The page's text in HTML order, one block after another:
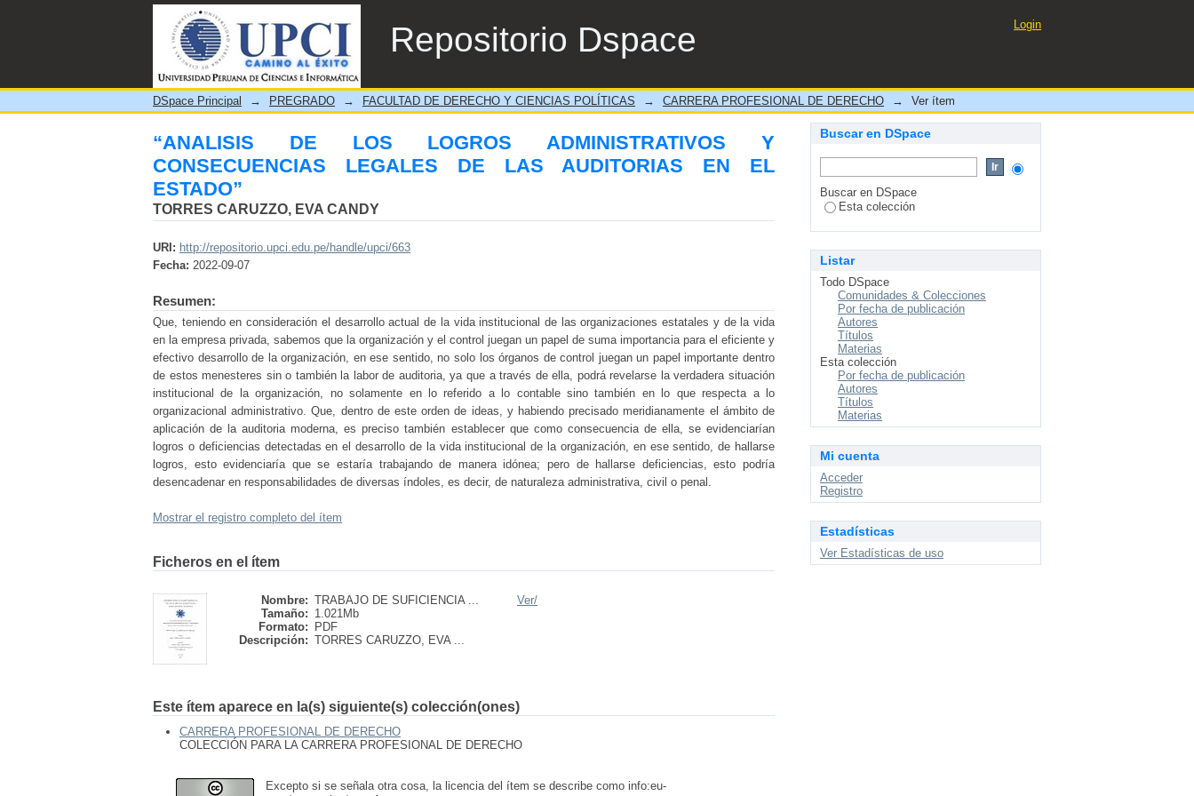
Repositorio Dspace
“ANALISIS DE LOS LOGROS ADMINISTRATIVOS Y CONSECUENCIAS LEGALES DE LAS
AUDITORIAS EN EL ESTADO”
Login
DSpace Principal → PREGRADO → FACULTAD DE DERECHO Y CIENCIAS POLÍTICAS → CARRERA PROFESIONAL DE DERECHO → Ver ítem
“ANALISIS DE LOS LOGROS ADMINISTRATIVOS Y
CONSECUENCIAS LEGALES DE LAS AUDITORIAS EN EL
ESTADO”
TORRES CARUZZO, EVA CANDY
URI: http://repositorio.upci.edu.pe/handle/upci/663
Fecha: 2022-09-07
Resumen:
Que, teniendo en consideración el desarrollo actual de la vida institucional de las organizaciones estatales y de la vida
en la empresa privada, sabemos que la organización y el control juegan un papel de suma importancia para el eficiente y
efectivo desarrollo de la organización, en ese sentido, no solo los órganos de control juegan un papel importante dentro
de estos menesteres sin o también la labor de auditoria, ya que a través de ella, podrá revelarse la verdadera situación
institucional de la organización, no solamente en lo referido a lo contable sino también en lo que respecta a lo
organizacional administrativo. Que, dentro de este orden de ideas, y habiendo precisado meridianamente el ámbito de
aplicación de la auditoria moderna, es preciso también establecer que como consecuencia de ella, se evidenciarían
logros o deficiencias detectadas en el desarrollo de la vida institucional de la organización, en ese sentido, de hallarse
logros, esto evidenciaría que se estaría trabajando de manera idónea; pero de hallarse deficiencias, esto podría
desencadenar en responsabilidades de diversas índoles, es decir, de naturaleza administrativa, civil o penal.
Mostrar el registro completo del ítem
Ficheros en el ítem
Nombre: TRABAJO DE SUFICIENCIA ...
Tamaño: 1.021Mb
Formato:
PDF
Descripción: TORRES CARUZZO, EVA ...
Ver/
Este ítem aparece en la(s) siguiente(s) colección(ones)
CARRERA PROFESIONAL DE DERECHO
COLECCIÓN PARA LA CARRERA PROFESIONAL DE DERECHO
Excepto si se señala otra cosa, la licencia del ítem se describe como info:eu-
Buscar en DSpace
Buscar en DSpace
Esta colección
Listar
Todo DSpace
Comunidades & Colecciones
Por fecha de publicación
Autores
Títulos
Materias
Esta colección
Por fecha de publicación
Autores
Títulos
Materias
Mi cuenta
Acceder
Registro
Estadísticas
Ver Estadísticas de uso